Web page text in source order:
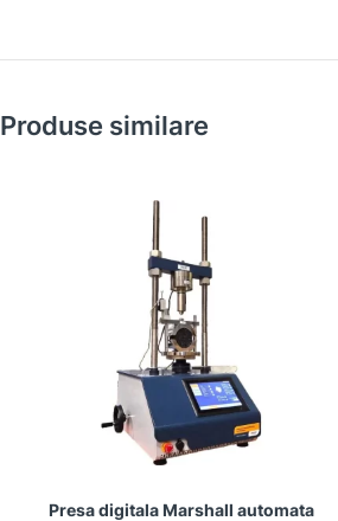
Produse similare
Presa digitala Marshall automata